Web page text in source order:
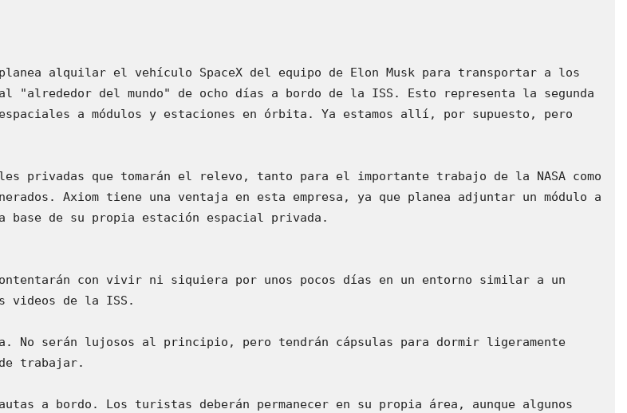
planea alquilar el vehículo SpaceX del equipo de Elon Musk para transportar a los
del mundo" de ocho días a bordo de la ISS. Esto representa la segunda
a módulos y estaciones en órbita. Ya estamos allí, por supuesto, pero
privadas que tomarán el relevo, tanto para el importante trabajo de la NASA como
Axiom tiene una ventaja en esta empresa, ya que planea adjuntar un módulo a
de su propia estación espacial privada.
con vivir ni siquiera por unos pocos días en un entorno similar a un
videos de la ISS.
No serán lujosos al principio, pero tendrán cápsulas para dormir ligeramente
de trabajar.
a bordo. Los turistas deberán permanecer en su propia área, aunque algunos